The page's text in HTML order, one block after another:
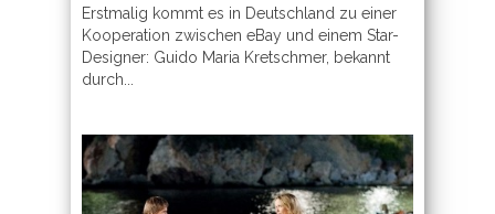
Erstmalig kommt es in Deutschland zu einer
Kooperation zwischen eBay und einem Star-
Designer: Guido Maria Kretschmer, bekannt
durch...